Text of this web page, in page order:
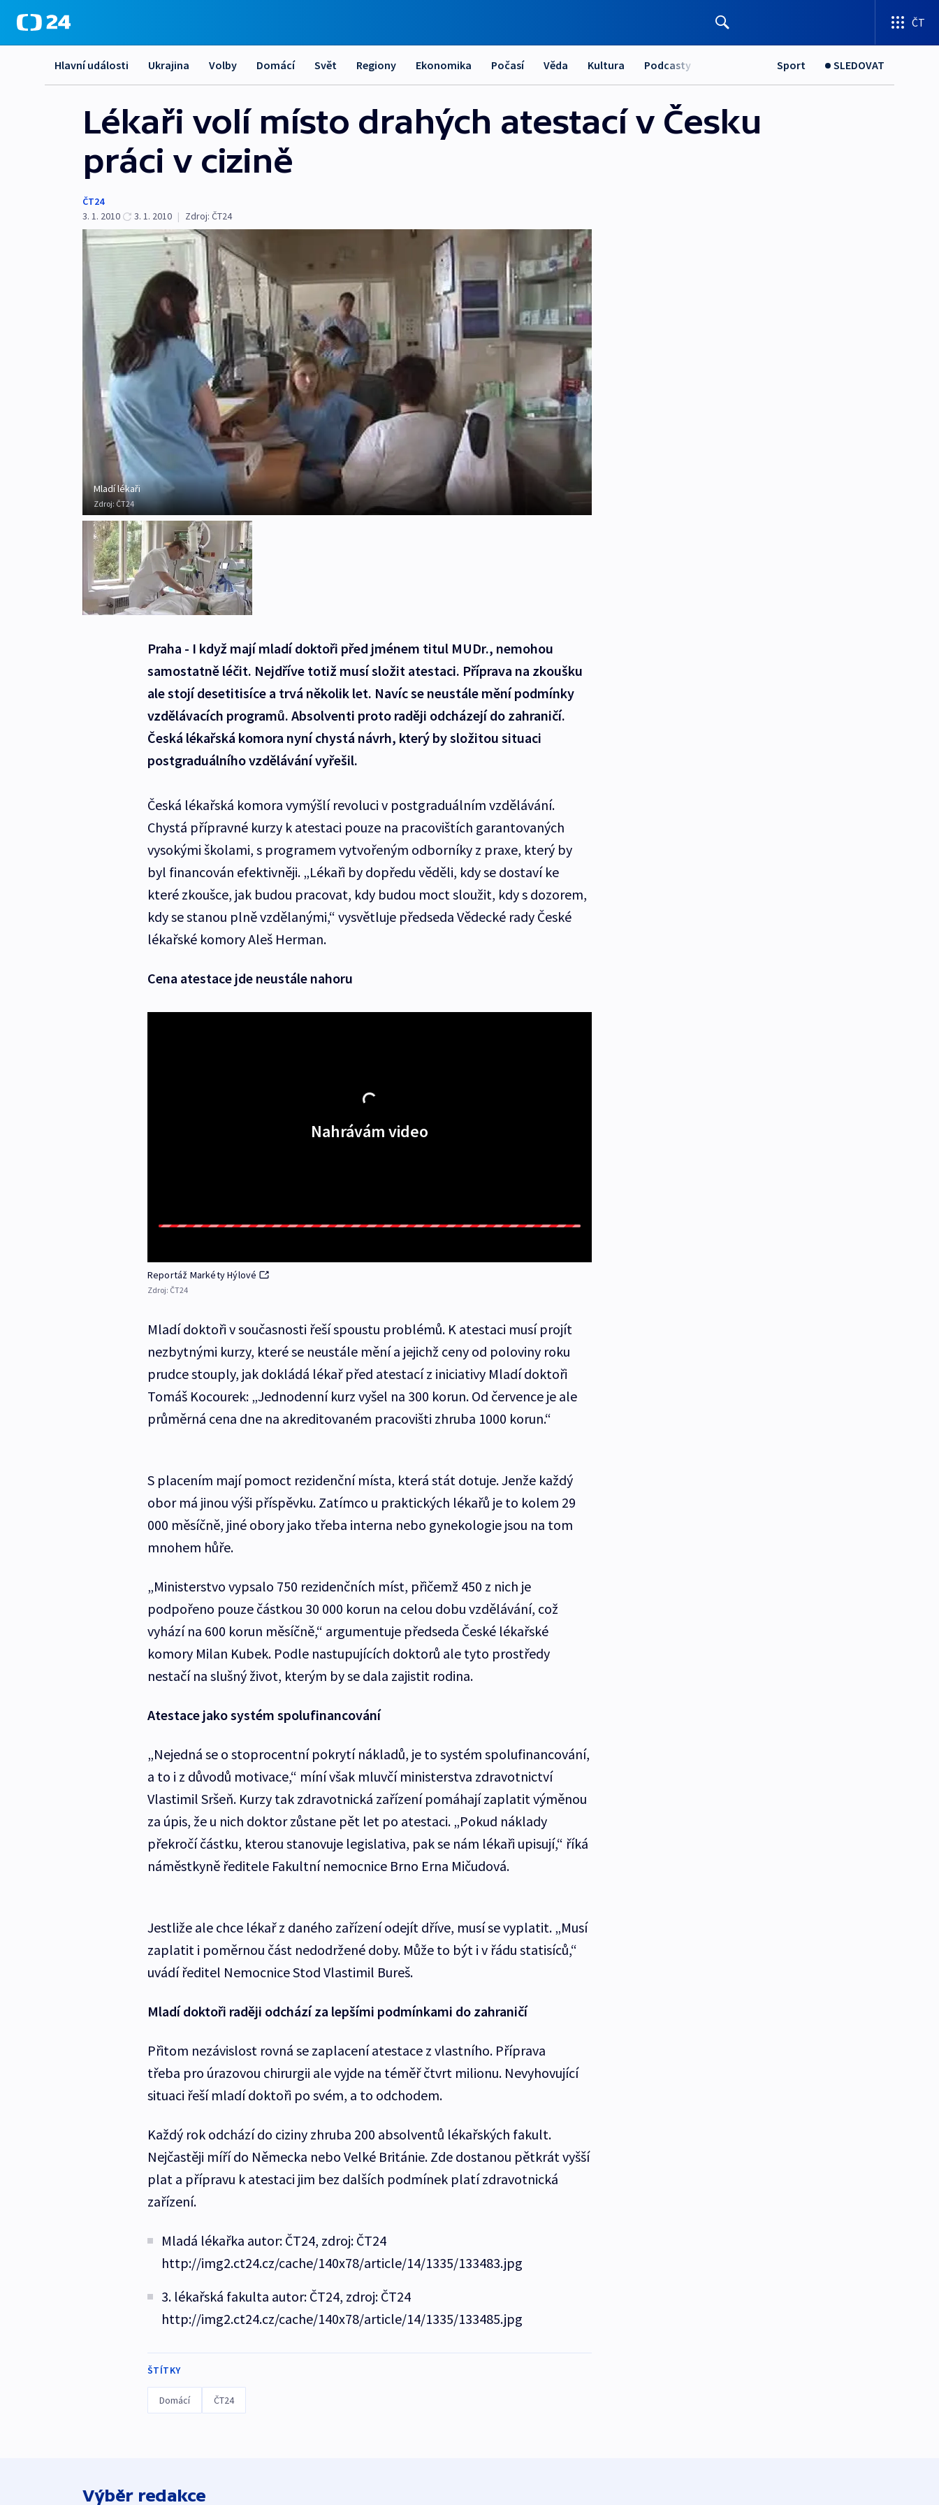
ČT
Hlavní události Ukrajina Volby Domácí Svět Regiony Ekonomika Počasí Věda Kultura Podcasty Sport SLEDOVAT
Lékaři volí místo drahých atestací v Česku
práci v cizině
ČT24
3. 1. 2010
3. 1. 2010 | Zdroj: ČT24
Mladí lékaři
Zdroj: ČT24
Praha - I když mají mladí doktoři před jménem titul MUDr., nemohou
samostatně léčit. Nejdříve totiž musí složit atestaci. Příprava na zkoušku
ale stojí desetitisíce a trvá několik let. Navíc se neustále mění podmínky
vzdělávacích programů. Absolventi proto raději odcházejí do zahraničí.
Česká lékařská komora nyní chystá návrh, který by složitou situaci
postgraduálního vzdělávání vyřešil.
Česká lékařská komora vymýšlí revoluci v postgraduálním vzdělávání.
Chystá přípravné kurzy k atestaci pouze na pracovištích garantovaných
vysokými školami, s programem vytvořeným odborníky z praxe, který by
byl financován efektivněji. „Lékaři by dopředu věděli, kdy se dostaví ke
které zkoušce, jak budou pracovat, kdy budou moct sloužit, kdy s dozorem,
kdy se stanou plně vzdělanými,“ vysvětluje předseda Vědecké rady České
lékařské komory Aleš Herman.
Cena atestace jde neustále nahoru
Nahrávám video
Reportáž Markéty Hýlové
Zdroj: ČT24
Mladí doktoři v současnosti řeší spoustu problémů. K atestaci musí projít
nezbytnými kurzy, které se neustále mění a jejichž ceny od poloviny roku
prudce stouply, jak dokládá lékař před atestací z iniciativy Mladí doktoři
Tomáš Kocourek: „Jednodenní kurz vyšel na 300 korun. Od července je ale
průměrná cena dne na akreditovaném pracovišti zhruba 1000 korun.“
S placením mají pomoct rezidenční místa, která stát dotuje. Jenže každý
obor má jinou výši příspěvku. Zatímco u praktických lékařů je to kolem 29
000 měsíčně, jiné obory jako třeba interna nebo gynekologie jsou na tom
mnohem hůře.
„Ministerstvo vypsalo 750 rezidenčních míst, přičemž 450 z nich je
podpořeno pouze částkou 30 000 korun na celou dobu vzdělávání, což
vyhází na 600 korun měsíčně,“ argumentuje předseda České lékařské
komory Milan Kubek. Podle nastupujících doktorů ale tyto prostředy
nestačí na slušný život, kterým by se dala zajistit rodina.
Atestace jako systém spolufinancování
„Nejedná se o stoprocentní pokrytí nákladů, je to systém spolufinancování,
a to i z důvodů motivace,“ míní však mluvčí ministerstva zdravotnictví
Vlastimil Sršeň. Kurzy tak zdravotnická zařízení pomáhají zaplatit výměnou
za úpis, že u nich doktor zůstane pět let po atestaci. „Pokud náklady
překročí částku, kterou stanovuje legislativa, pak se nám lékaři upisují,“ říká
náměstkyně ředitele Fakultní nemocnice Brno Erna Mičudová.
Jestliže ale chce lékař z daného zařízení odejít dříve, musí se vyplatit. „Musí
zaplatit i poměrnou část nedodržené doby. Může to být i v řádu statisíců,“
uvádí ředitel Nemocnice Stod Vlastimil Bureš.
Mladí doktoři raději odchází za lepšími podmínkami do zahraničí
Přitom nezávislost rovná se zaplacení atestace z vlastního. Příprava
třeba pro úrazovou chirurgii ale vyjde na téměř čtvrt milionu. Nevyhovující
situaci řeší mladí doktoři po svém, a to odchodem.
Každý rok odchází do ciziny zhruba 200 absolventů lékařských fakult.
Nejčastěji míří do Německa nebo Velké Británie. Zde dostanou pětkrát vyšší
plat a přípravu k atestaci jim bez dalších podmínek platí zdravotnická
zařízení.
Mladá lékařka autor: ČT24, zdroj: ČT24
http://img2.ct24.cz/cache/140x78/article/14/1335/133483.jpg
3. lékařská fakulta autor: ČT24, zdroj: ČT24
http://img2.ct24.cz/cache/140x78/article/14/1335/133485.jpg
ŠTÍTKY
Domácí ČT24
Výběr redakce